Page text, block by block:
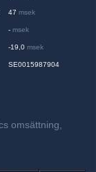
47 msek
- msek
-19,0 msek
SE0015987904
omsättning,